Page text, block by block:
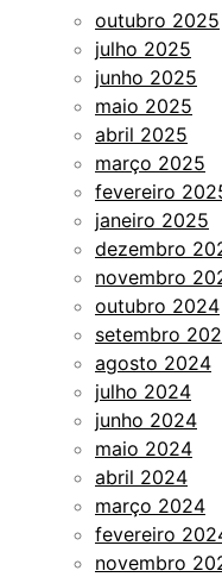
outubro 2025
julho 2025
junho 2025
maio 2025
abril 2025
março 2025
fevereiro
janeiro 2025
dezembro
novembro
outubro 2024
setembro
agosto 2024
julho 2024
junho 2024
maio 2024
abril 2024
março 2024
fevereiro
novembro